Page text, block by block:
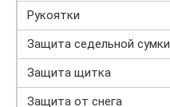
Рукоятки
Защита седельной сумки
Защита щитка
Защита от снега